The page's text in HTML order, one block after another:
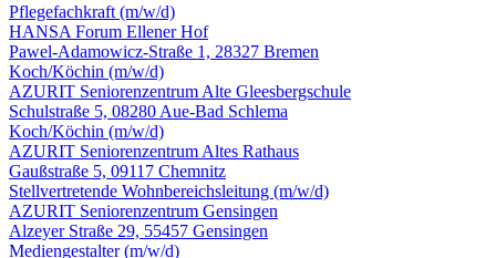
Pflegefachkraft (m/w/d)
HANSA Forum Ellener Hof
Pawel-Adamowicz-Straße 1, 28327 Bremen
Koch/Köchin (m/w/d)
AZURIT Seniorenzentrum Alte Gleesbergschule
Schulstraße 5, 08280 Aue-Bad Schlema
Koch/Köchin (m/w/d)
AZURIT Seniorenzentrum Altes Rathaus
Gaußstraße 5, 09117 Chemnitz
Stellvertretende Wohnbereichsleitung (m/w/d)
AZURIT Seniorenzentrum Gensingen
Alzeyer Straße 29, 55457 Gensingen
Mediengestalter(m/w/d)